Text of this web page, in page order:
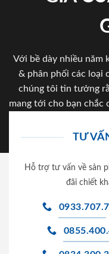
Với bề dày nhiều năm
& phân phối các loại
chúng tôi tin tưởng
mang tới cho bạn chắc
TƯ
Hỗ trợ tư vấn về sản
đãi chiết